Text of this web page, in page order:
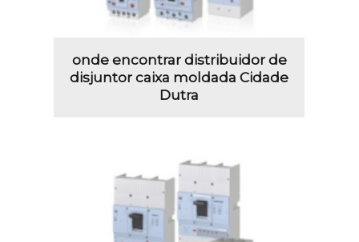
onde encontrar distribuidor de
disjuntor caixa moldada Cidade
Dutra